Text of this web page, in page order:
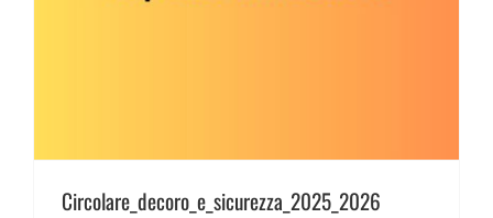
Circolare_decoro_e_sicurezza_2025_2026